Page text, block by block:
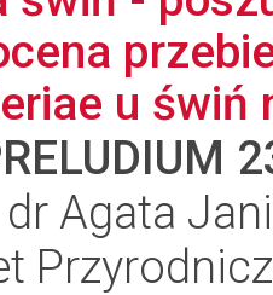
u świń
Agata